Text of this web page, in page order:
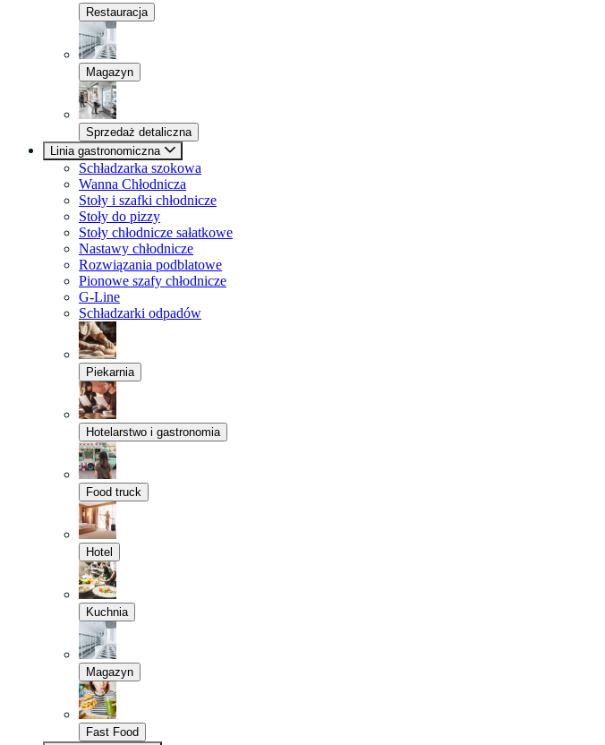
Restauracja
Magazyn
Sprzedaż detaliczna
Linia gastronomiczna
Schładzarka szokowa
Wanna Chłodnicza
Stoły i szafki chłodnicze
Stoły do pizzy
Stoły chłodnicze sałatkowe
Nastawy chłodnicze
Rozwiązania podblatowe
Pionowe szafy chłodnicze
G-Line
Schładzarki odpadów
Piekarnia
Hotelarstwo i gastronomia
Food truck
Hotel
Kuchnia
Magazyn
Fast Food